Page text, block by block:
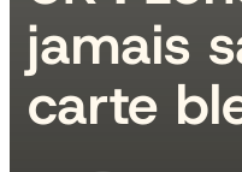
jamais
carte